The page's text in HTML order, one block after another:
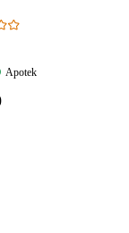
Apotek:
Apotek